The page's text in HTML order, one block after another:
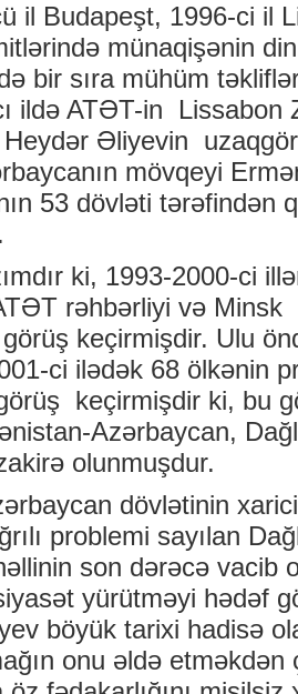
il Budapeşt, 1996-ci il
münaqişənin
bir sıra mühüm
ildə ATƏT-in Lissabon
Əliyevin
mövqeyi
53 dövləti tərəfindən
ki, 1993-2000-ci
rəhbərliyi və Minsk
keçirmişdir. Ulu
ci ilədək 68 ölkənin
keçirmişdir ki, bu
Azərbaycan,
olunmuşdur.
dövlətinin
problemi sayılan
son dərəcə vacib
yürütməyi hədəf
böyük tarixi hadisə
onu əldə